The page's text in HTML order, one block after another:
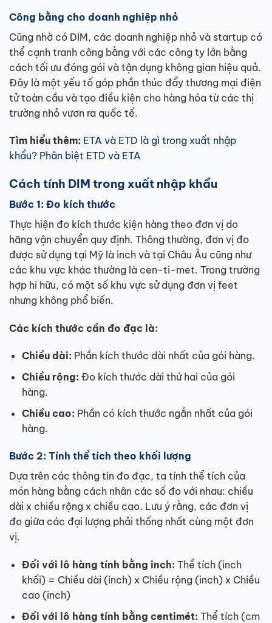
Công bằng cho doanh nghiệp nhỏ
Cũng nhờ có DIM, các doanh nghiệp nhỏ và startup có
thể cạnh tranh công bằng với các công ty lớn bằng
cách tối ưu đóng gói và tận dụng không gian hiệu quả.
Đây là một yếu tố góp phần thúc đẩy thương mại điện
tử toàn cầu và tạo điều kiện cho hàng hóa từ các thị
trường nhỏ vươn ra quốc tế.
Tìm hiểu thêm: ETA và ETD là gì trong xuất nhập
khẩu? Phân biệt ETD và ETA
Cách tính DIM trong xuất nhập khẩu
Bước 1: Đo kích thước
Thực hiện đo kích thước kiện hàng theo đơn vị do
hãng vận chuyển quy định. Thông thường, đơn vị đo
được sử dụng tại Mỹ là inch và tại Châu Âu cũng như
các khu vực khác thường là cen-ti-met. Trong trường
hợp hi hữu, có một số khu vực sử dụng đơn vị feet
nhưng không phổ biến.
Các kích thước cần đo đạc là:
Chiều dài: Phần kích thước dài nhất của gói hàng.
Chiều rộng: Đo kích thước dài thứ hai của gói
hàng.
Chiều cao: Phần có kích thước ngắn nhất của gói
hàng.
Bước 2: Tính thể tích theo khối lượng
Dựa trên các thông tin đo đạc, ta tính thể tích của
món hàng bằng cách nhân các số đo với nhau: chiều
dài x chiều rộng x chiều cao. Lưu ý rằng, các đơn vị
đo giữa các đại lượng phải thống nhất cùng một đơn
vị.
Đối với lô hàng tính bằng inch: Thể tích (inch
khối) = Chiều dài (inch) x Chiều rộng (inch) x Chiều
cao (inch)
Đối với lô hàng tính bằng centimét: Thể tích (cm